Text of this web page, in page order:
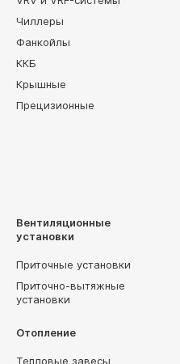
Чиллеры
Фанкойлы
ККБ
Крышные
Прецизионные
Вентиляционные
установки
Приточные установки
Приточно-вытяжные
установки
Отопление
Тепловые завесы